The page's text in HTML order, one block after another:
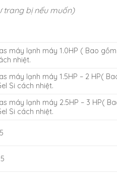
trang bị nếu muốn)
máy lạnh máy 1.0HP ( Bao
nhiệt.
máy lạnh máy 1.5HP – 2 HP(
Si cách nhiệt.
máy lạnh máy 2.5HP – 3 HP(
Si cách nhiệt.